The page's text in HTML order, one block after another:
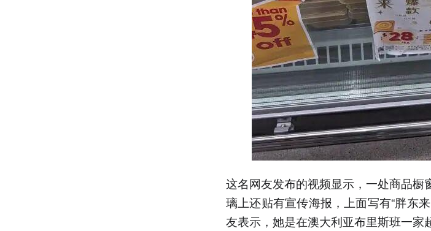
这名网友发布的视频显示，一处商品橱
璃上还贴有宣传海报，上面写有“胖东
友表示，她是在澳大利亚布里斯班一家